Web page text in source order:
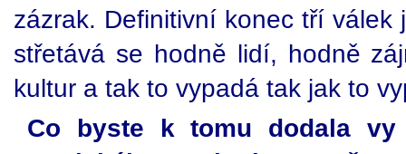
zázrak. Definitivní konec tří
střetává se hodně lidí, hodně
kultur a tak to vypadá tak jak to
Co byste k tomu dodala